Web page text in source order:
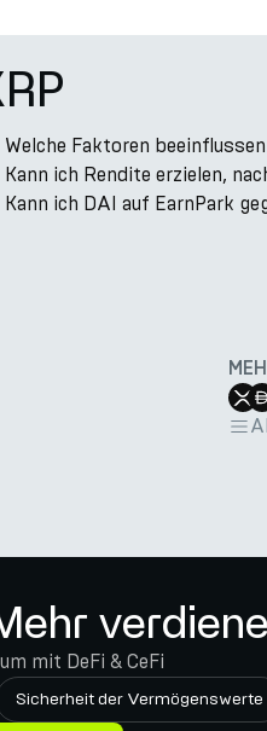
Welche Faktoren
Kann ich Rendite erzielen,
Kann ich DAI auf EarnPark
mit DeFi & CeFi
Sicherheit der Vermögenswerte